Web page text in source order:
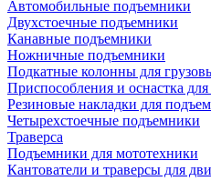
Автомобильные подъемники
Двухстоечные подъемники
Канавные подъемники
Ножничные подъемники
Подкатные колонны для
Приспособления и оснастка
Резиновые накладки для
Четырехстоечные подъемники
Траверса
Подъемники для мототехники
Кантователи и траверсы для